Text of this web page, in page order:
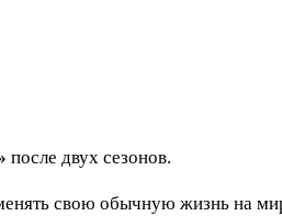
после двух сезонов.
свою обычную жизнь на